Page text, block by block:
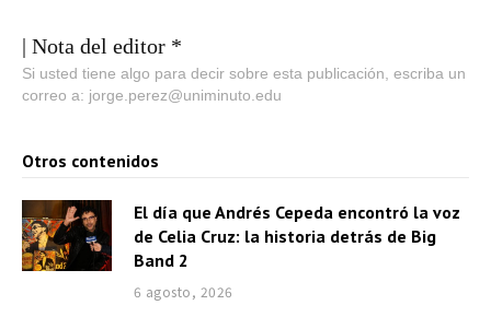
| Nota del editor *
Si usted tiene algo para decir sobre esta publicación, escriba un
correo a: jorge.perez@uniminuto.edu
Otros contenidos
El día que Andrés Cepeda encontró la voz
de Celia Cruz: la historia detrás de Big
Band 2
6 agosto, 2026